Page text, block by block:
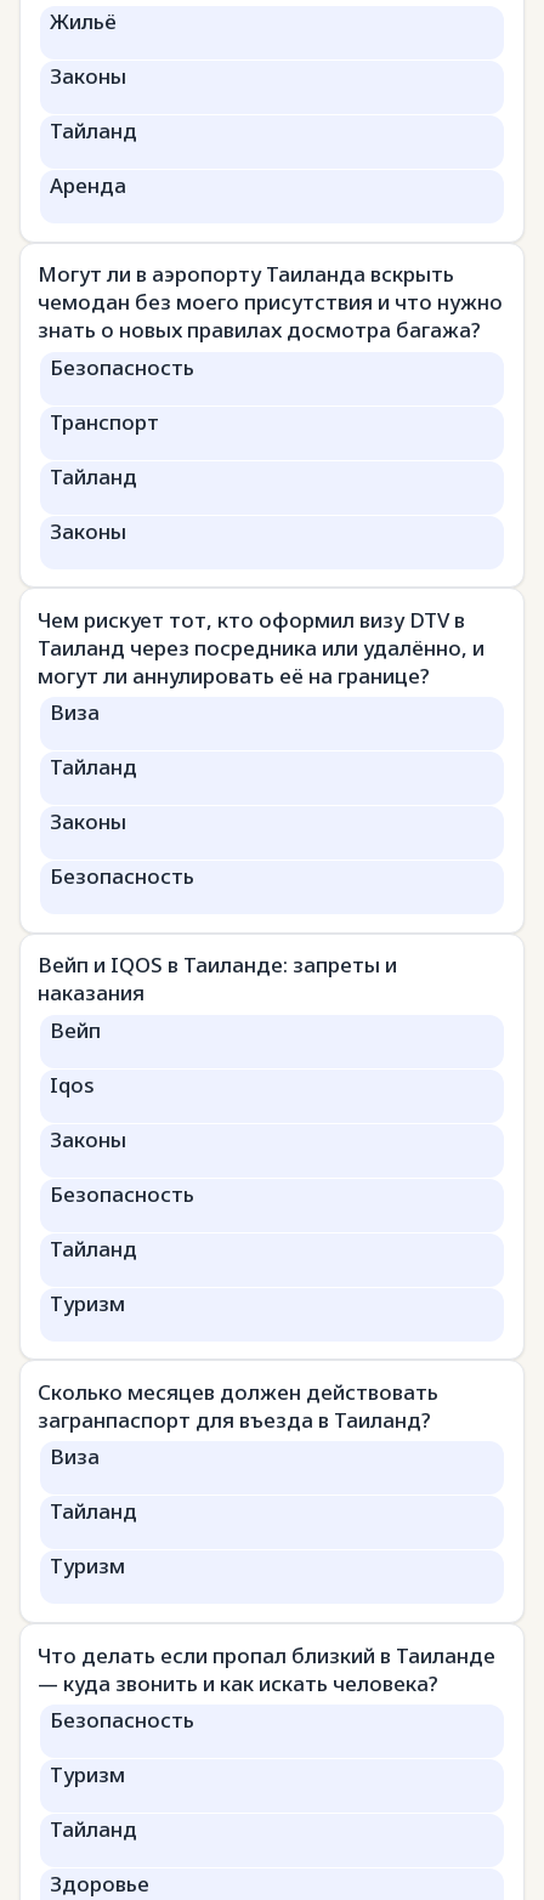
Жильё
Законы
Тайланд
Аренда
Могут ли в аэропорту Таиланда вскрыть
чемодан без моего присутствия и что нужно
знать о новых правилах досмотра багажа?
Безопасность
Транспорт
Тайланд
Законы
Чем рискует тот, кто оформил визу DTV в
Таиланд через посредника или удалённо, и
могут ли аннулировать её на границе?
Виза
Тайланд
Законы
Безопасность
Вейп и IQOS в Таиланде: запреты и
наказания
Вейп
Iqos
Законы
Безопасность
Тайланд
Туризм
Сколько месяцев должен действовать
загранпаспорт для въезда в Таиланд?
Виза
Тайланд
Туризм
Что делать если пропал близкий в Таиланде
— куда звонить и как искать человека?
Безопасность
Туризм
Тайланд
Здоровье